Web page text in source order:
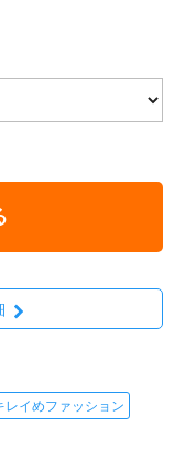
レイめファッション